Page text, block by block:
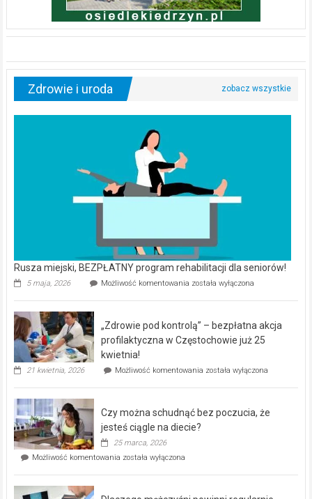
Zdrowie i uroda
Rusza miejski, BEZPŁATNY program rehabilitacji dla seniorów!
5 maja, 2026 Możliwość komentowania Rusza
rehabilitacji
dla
została wyłączona
„Zdrowie pod kontrolą” – bezpłatna akcja
profilaktyczna w Częstochowie już 25
kwietnia!
21 kwietnia, 2026 Możliwość komentowania „Zdrowie
bezpłatna
została wyłączona
Czy można schudnąć bez poczucia, że
jesteś ciągle na diecie?
25 marca, 2026
Możliwość komentowania Czy
została wyłączona